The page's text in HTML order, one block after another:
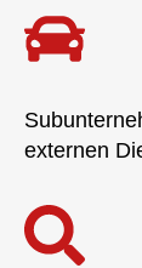
externen